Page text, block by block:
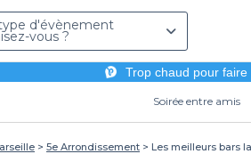
d'évènement
vous ?
Trop chaud pour faire
Soirée entre amis
5e Arrondissement Les meilleurs bars